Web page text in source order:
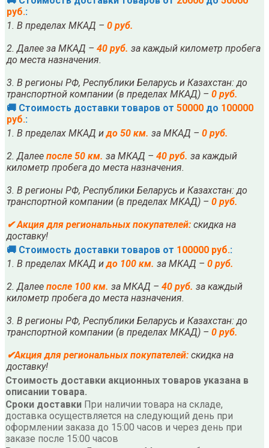
руб.:
1. В пределах МКАД – 0 руб.
2. Далее за МКАД – 40 руб. за каждый километр пробега
до места назначения.
3. В регионы РФ, Республики Беларусь и Казахстан: до
транспортной компании (в пределах МКАД) – 0 руб.
🚚 Стоимость доставки товаров от 50000 до 100000
руб.:
1. В пределах МКАД идо 50 км. за МКАД – 0 руб.
2. Далее после 50 км. за МКАД – 40 руб. за каждый
километр пробега до места назначения.
3. В регионы РФ, Республики Беларусь и Казахстан: до
транспортной компании (в пределах МКАД) – 0 руб.
✔ Акция для региональных покупателей: скидка на
доставку!
🚚 Стоимость доставки товаров от 100000 руб.:
1. В пределах МКАД идо 100 км. за МКАД – 0 руб.
2. Далее после 100 км. за МКАД – 40 руб. за каждый
километр пробега до места назначения.
3. В регионы РФ, Республики Беларусь и Казахстан: до
транспортной компании (в пределах МКАД) – 0 руб.
✔Акция для региональных покупателей: скидка на
доставку!
Стоимость доставки акционных товаров указана в
описании товара.
Сроки доставки При наличии товара на складе,
доставка осуществляется на следующий день при
оформлении заказа до 15:00 часов и через день при
заказе после 15:00 часов